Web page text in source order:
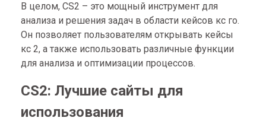
В целом, CS2 – это мощный инструмент для
анализа и решения задач в области кейсов кс го.
Он позволяет пользователям открывать кейсы
кс 2, а также использовать различные функции
для анализа и оптимизации процессов.
CS2: Лучшие сайты для
использования